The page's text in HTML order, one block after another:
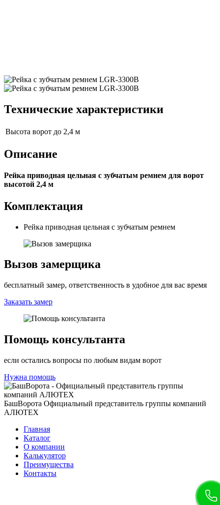
Технические характеристики
Высота ворот до 2,4 м
Описание
Рейка приводная цельная с зубчатым ремнем для ворот
высотой 2,4 м
Комплектация
Рейка приводная цельная с зубчатым ремнем
Вызов замерщика
бесплатный замер, ответственность в удобное для вас время
Заказать замер
Помощь консультанта
если остались вопросы по любым видам ворот
Нужна помощь
БашВорота Официальный представитель группы компаний
АЛЮТЕХ
Главная
Каталог
О компании
Калькулятор
Преимущества
Контакты